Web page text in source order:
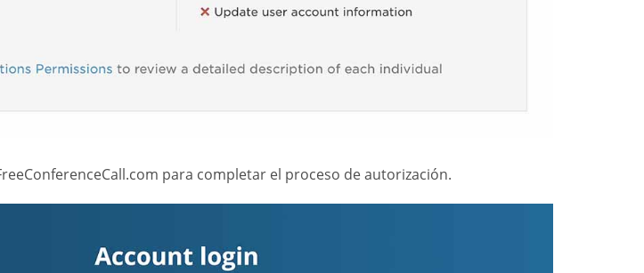
para completar el proceso de autorización.